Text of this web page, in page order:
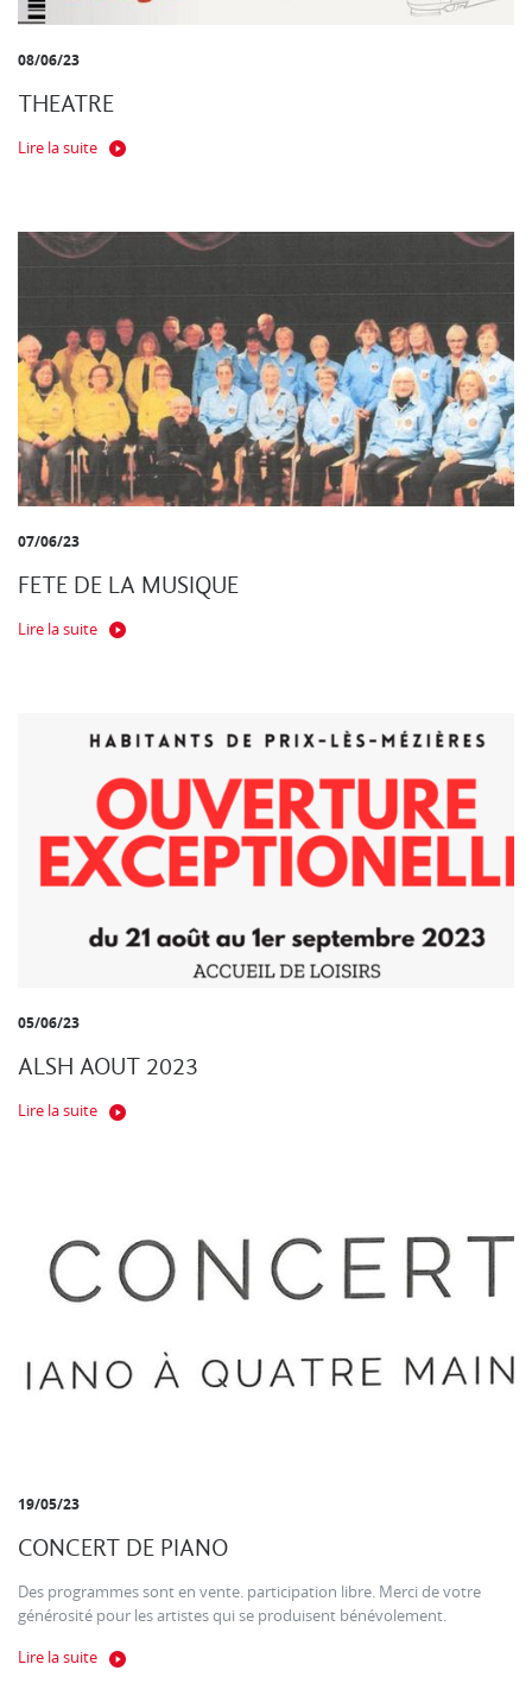
08/06/23
THEATRE
Lire la suite
07/06/23
FETE DE LA MUSIQUE
Lire la suite
05/06/23
ALSH AOUT 2023
Lire la suite
19/05/23
CONCERT DE PIANO
Des programmes sont en vente. participation libre. Merci de votre
générosité pour les artistes qui se produisent bénévolement.
Lire la suite